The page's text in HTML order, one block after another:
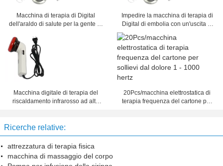
Macchina di terapia di Digital
dell'araldo di salute per la gente di
Impedire la macchina di terapia di
Digital di embolia con un'uscita di
Macchina digitale di terapia del
riscaldamento infrarosso ad alta
20Pcs/macchina elettrostatica di
terapia frequenza del cartone per
Ricerche relative:
attrezzatura di terapia fisica
macchina di massaggio del corpo